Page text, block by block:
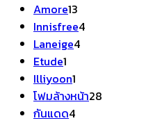
Amore13
สินค้า
Innisfree44
Laneige44
Etude1
สินค้า
Illiyoon1
สินค้า
โฟมล้างหน้า28
กันแดด44